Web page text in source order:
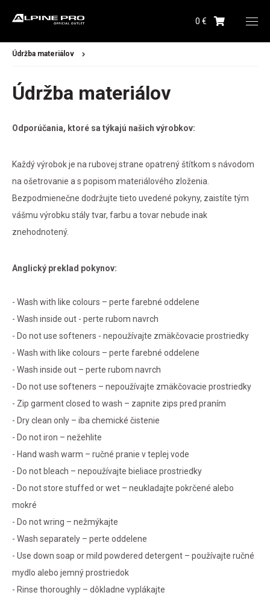
0 €
Dámske
Pánske
Detské
Obuv
Doplnky
Môj účet
Údržba materiálov
Údržba materiálov
Odporúčania, ktoré sa týkajú našich výrobkov:
Každý výrobok je na rubovej strane opatrený štítkom s návodom
na ošetrovanie a s popisom materiálového zloženia.
Bezpodmienečne dodržujte tieto uvedené pokyny, zaistíte tým
vášmu výrobku stály tvar, farbu a tovar nebude inak
znehodnotený.
Anglický preklad pokynov:
- Wash with like colours – perte farebné oddelene
- Wash inside out - perte rubom navrch
- Do not use softeners - nepoužívajte zmäkčovacie prostriedky
- Wash with like colours – perte farebné oddelene
- Wash inside out – perte rubom navrch
- Do not use softeners – nepoužívajte zmäkčovacie prostriedky
- Zip garment closed to wash – zapnite zips pred praním
- Dry clean only – iba chemické čistenie
- Do not iron – nežehlite
- Hand wash warm – ručné pranie v teplej vode
- Do not bleach – nepoužívajte bieliace prostriedky
- Do not store stuffed or wet – neukladajte pokrčené alebo
mokré
- Do not wring – nežmýkajte
- Wash separately – perte oddelene
- Use down soap or mild powdered detergent – používajte ručné
mydlo alebo jemný prostriedok
- Rinse thoroughly – dôkladne vyplákajte